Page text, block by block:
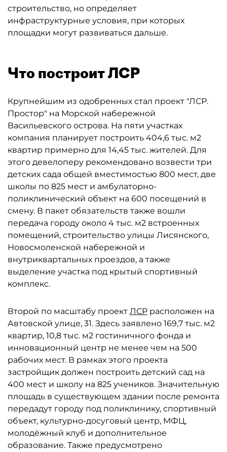
строительство, но определяет
инфраструктурные условия, при которых
площадки могут развиваться дальше.
Что построит ЛСР
Крупнейшим из одобренных стал проект "ЛСР.
Простор" на Морской набережной
Васильевского острова. На пяти участках
компания планирует построить 404,6 тыс. м2
квартир примерно для 14,45 тыс. жителей. Для
этого девелоперу рекомендовано возвести три
детских сада общей вместимостью 800 мест, две
школы по 825 мест и амбулаторно-
поликлинический объект на 600 посещений в
смену. В пакет обязательств также вошли
передача городу около 4 тыс. м2 встроенных
помещений, строительство улицы Лисянского,
Новосмоленской набережной и
внутриквартальных проездов, а также
выделение участка под крытый спортивный
комплекс.
Второй по масштабу проект ЛСР расположен на
Автовской улице, 31. Здесь заявлено 169,7 тыс. м2
квартир, 10,8 тыс. м2 гостиничного фонда и
инновационный центр не менее чем на 500
рабочих мест. В рамках этого проекта
застройщик должен построить детский сад на
400 мест и школу на 825 учеников. Значительную
площадь в существующем здании после ремонта
передадут городу под поликлинику, спортивный
объект, культурно-досуговый центр, МФЦ,
молодёжный клуб и дополнительное
образование. Также предусмотрено